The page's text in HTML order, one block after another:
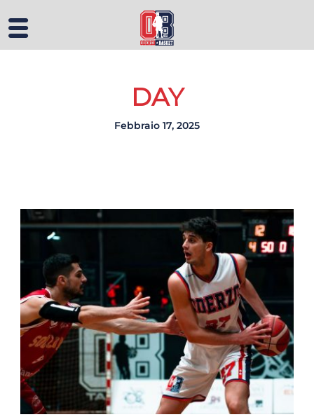
DAY
Febbraio 17, 2025